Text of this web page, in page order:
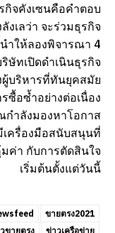
จคังเซนคือคำตอบ
เลว่า จะร่วมธุรกิจ
ำให้ลองพิจารณา 4
ษัทเปิดดำเนินธุรกิจ
บริหารที่ทันยุคสมัย
ซื้อซ้ำอย่างต่อเนื่อง
ำลังมองหาโอกาส
ครื่องมือสนับสนุนที่
ค่า กับการตัดสินใจ
เริ่มต้นตั้งแต่วันนี้
ขายตรง2021